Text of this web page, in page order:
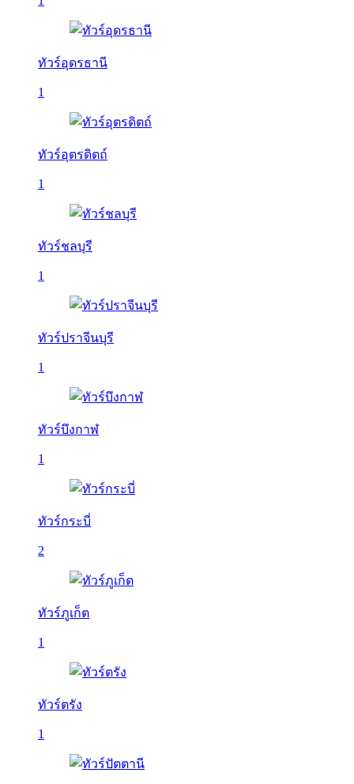
ทัวร์อุดรธานี
1
ทัวร์อุตรดิตถ์
1
ทัวร์ชลบุรี
1
ทัวร์ปราจีนบุรี
1
ทัวร์บึงกาฬ
1
ทัวร์กระบี่
2
ทัวร์ภูเก็ต
1
ทัวร์ตรัง
1